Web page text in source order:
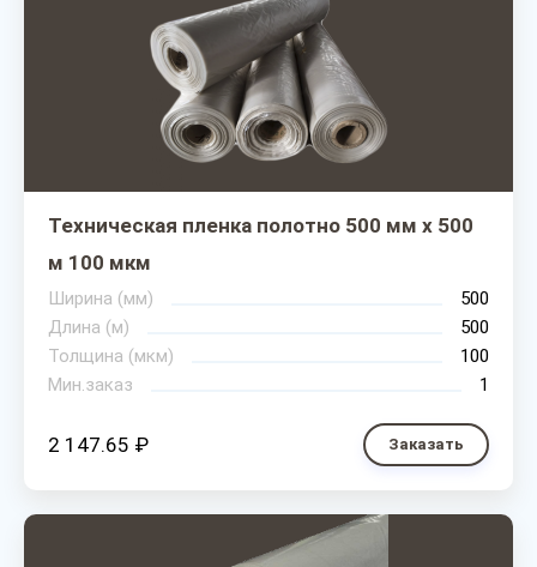
Техническая пленка полотно 500 мм х 500
м 100 мкм
Ширина (мм)
500
Длина (м)
500
Толщина (мкм)
100
Мин.заказ
1
2 147.65 ₽ Заказать